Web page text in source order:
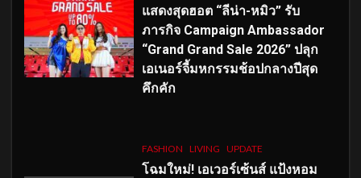
แสดงสุดฮอต “ลีน่า-หมิว” รับ
ภารกิจ Campaign Ambassador
“Grand Grand Sale 2026” ปลุก
เอเนอร์จี้มหกรรมช้อปกลางปีสุด
คึกคัก
FASHION LIVING UPDATE
โฉมใหม่! เอเวอร์เซ้นส์ แป้งหอม